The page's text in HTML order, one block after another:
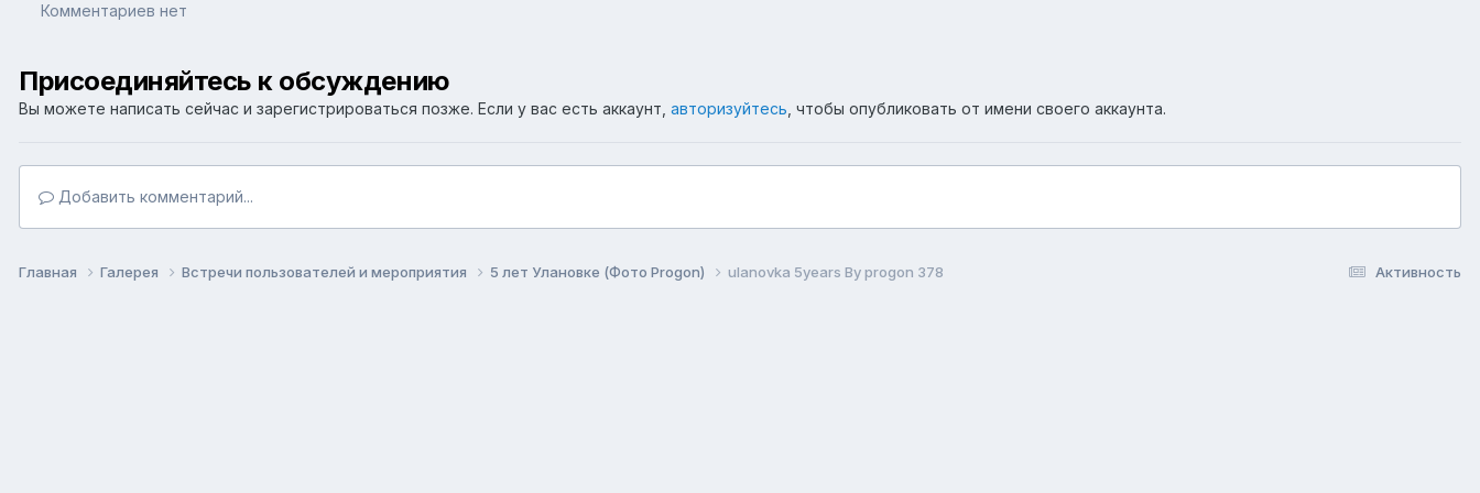
Комментариев нет
Присоединяйтесь к обсуждению
Вы можете написать сейчас и зарегистрироваться позже. Если у вас есть аккаунт, авторизуйтесь , чтобы опубликовать от имени своего аккаунта.
Добавить комментарий...
Активность
Главная Галерея Встречи пользователей и мероприятия 5 лет Улановке (Фото Progon) ulanovka 5years By progon 378